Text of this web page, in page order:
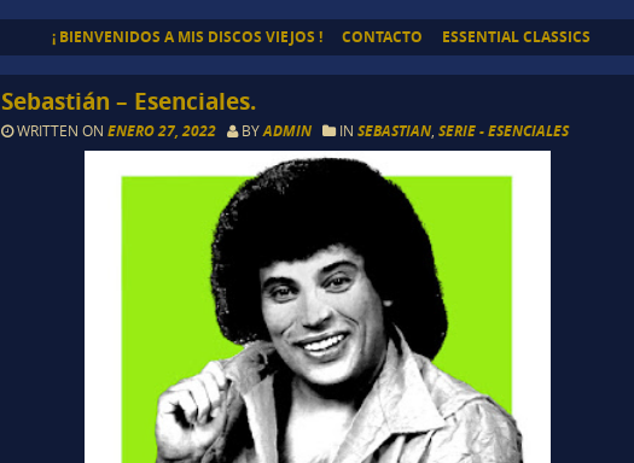
¡ BIENVENIDOS A MIS DISCOS VIEJOS ! CONTACTO ESSENTIAL CLASSICS
Sebastián – Esenciales.
WRITTEN ONENERO 27, 2022 BYADMIN INSEBASTIAN ,SERIE - ESENCIALES